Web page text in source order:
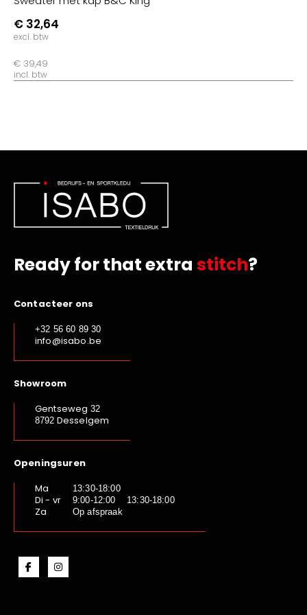
€ 32,64
excl. btw
€ 39,49
incl. btw
Ready for that extra stitch?
Contacteer ons
+32 56 60 89 30
info@isabo.be
Showroom
Gentseweg 32
8792 Desselgem
Openingsuren
Ma
13:30-18:00
Di - vr 9:00-12:00 13:30-18:00
Za Op afspraak